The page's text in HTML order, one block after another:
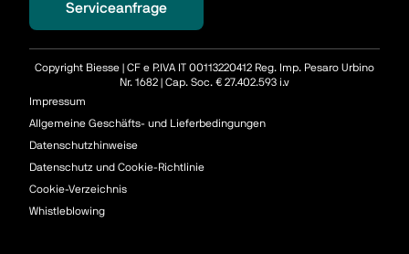
Serviceanfrage
Copyright Biesse | CF e P.IVA IT 00113220412 Reg. Imp. Pesaro Urbino
Nr. 1682 | Cap. Soc. € 27.402.593 i.v
Impressum
Allgemeine Geschäfts- und Lieferbedingungen
Datenschutzhinweise
Datenschutz und Cookie-Richtlinie
Cookie-Verzeichnis
Whistleblowing